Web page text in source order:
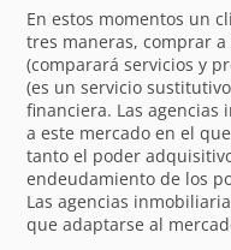
En estos momentos un
tres maneras, comprar
(comparará servicios y
(es un servicio
financiera. Las
a este mercado en el
tanto el poder
endeudamiento de los
Las agencias
que adaptarse al